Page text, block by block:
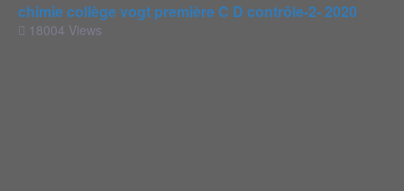
chimie collège vogt première C D contrôle-2- 2020
18004 Views